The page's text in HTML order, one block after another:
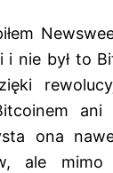
nie był to
ani
ona
ale